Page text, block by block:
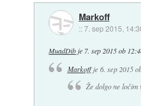
Markoff
::7. sep 2015,
MuadDibje 7. sep 2015 ob
Markoffje 6. sep 2015
Že dolgo ne ločim